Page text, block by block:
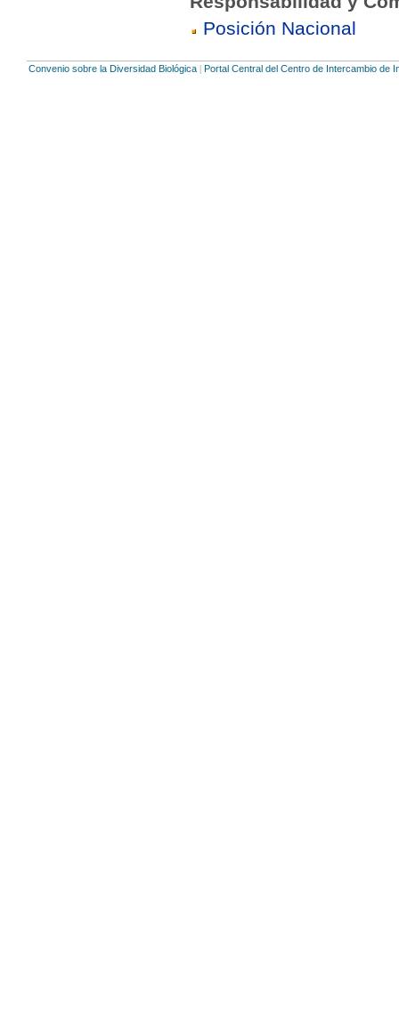
Posición Nacional
Convenio sobre la Diversidad Biológica Portal Central del Centro de Intercambio de